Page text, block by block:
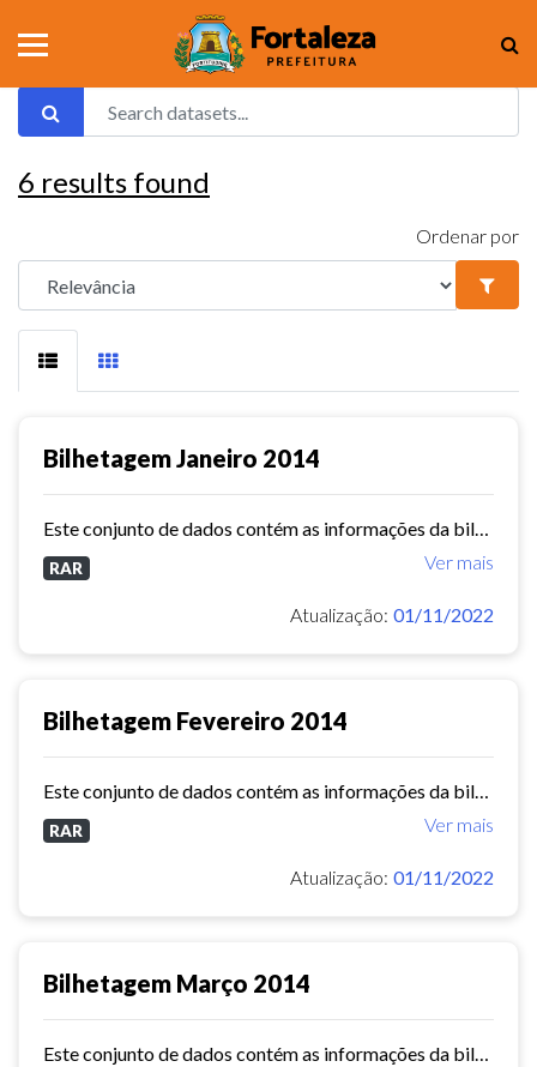
6 results found
Ordenar por
Bilhetagem Janeiro 2014
Ver mais
RAR
Atualização: 01/11/2022
Bilhetagem Fevereiro 2014
Ver mais
RAR
Atualização: 01/11/2022
Bilhetagem Março 2014